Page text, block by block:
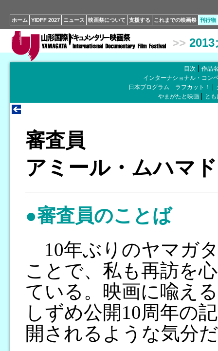
ホーム YIDFF 2027 ニュース 映画祭について 支援する これまでの映画祭 刊行物
>>
目次
作品
インターナショナル・コン
日本プログラム
ラフカット！
やまがたと映画
と
審査員
アミール・ムハマド
●審査員のことば
10年ぶりのヤマガ
ことで、私も再訪を
ている。映画に喩え
しずめ公開10周年の
開されるような気分